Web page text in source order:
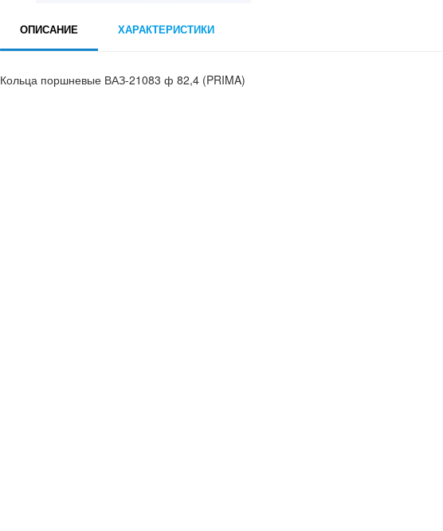
ОПИСАНИЕ ХАРАКТЕРИСТИКИ
Кольца поршневые ВАЗ-21083 ф 82,4 (PRIMA)